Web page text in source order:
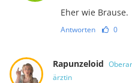
Eher wie Brause.
Antworten 0
Rapunzeloid
ärztin